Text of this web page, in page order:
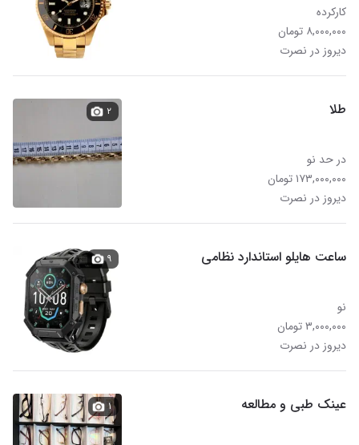
کارکرده
۸,۰۰۰,۰۰۰ تومان
دیروز در نصرت
طلا
در حد نو
۱۷۳,۰۰۰,۰۰۰ تومان
دیروز در نصرت
۲
ساعت هایلو استاندارد نظامی
نو
۳,۰۰۰,۰۰۰ تومان
دیروز در نصرت
۹
عینک طبی و مطالعه ۱